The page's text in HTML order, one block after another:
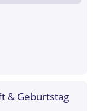
& Geburtstag